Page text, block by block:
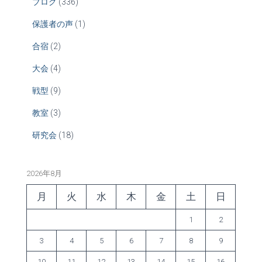
保護者の声 (1)
合宿 (2)
大会 (4)
戦型 (9)
教室 (3)
研究会 (18)
2026年8月
月 火 水 木 金 土 日
1 2
3 4 5 6 7 8 9